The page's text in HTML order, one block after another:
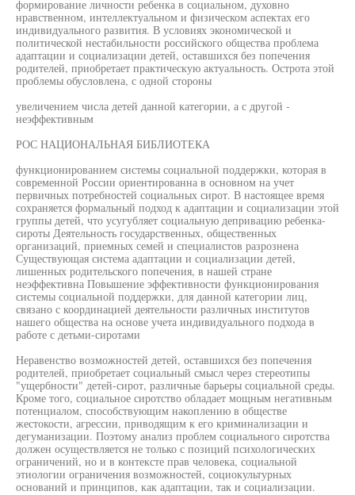
формирование личности ребенка в социальном, духовно
нравственном, интеллектуальном и физическом аспектах его
индивидуального развития. В условиях экономической и
политической нестабильности российского общества проблема
адаптации и социализации детей, оставшихся без попечения
родителей, приобретает практическую актуальность. Острота этой
проблемы обусловлена, с одной стороны
увеличением числа детей данной категории, а с другой -
неэффективным
РОС НАЦИОНАЛЬНАЯ БИБЛИОТЕКА
функционированием системы социальной поддержки, которая в
современной России ориентированна в основном на учет
первичных потребностей социальных сирот. В настоящее время
сохраняется формальный подход к адаптации и социализации этой
группы детей, что усугубляет социальную депривацию ребенка-
сироты Деятельность государственных, общественных
организаций, приемных семей и специалистов разрознена
Существующая система адаптации и социализации детей,
лишенных родительского попечения, в нашей стране
неэффективна Повышение эффективности функционирования
системы социальной поддержки, для данной категории лиц,
связано с координацией деятельности различных институтов
нашего общества на основе учета индивидуального подхода в
работе с детьми-сиротами
Неравенство возможностей детей, оставшихся без попечения
родителей, приобретает социальный смысл через стереотипы
"ущербности" детей-сирот, различные барьеры социальной среды.
Кроме того, социальное сиротство обладает мощным негативным
потенциалом, способствующим накоплению в обществе
жестокости, агрессии, приводящим к его криминализации и
дегуманизации. Поэтому анализ проблем социального сиротства
должен осуществляется не только с позиций психологических
ограничений, но и в контексте прав человека, социальной
этиологии ограничения возможностей, социокультурных
оснований и принципов, как адаптации, так и социализации.